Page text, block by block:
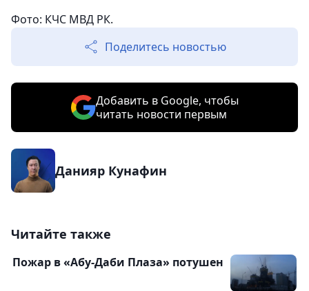
Фото: КЧС МВД РК.
Поделитесь новостью
Добавить в Google, чтобы
читать новости первым
Данияр Кунафин
Читайте также
Пожар в «Абу-Даби Плаза» потушен